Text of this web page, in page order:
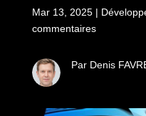
Mar 13, 2025|
commentaires
Par Denis